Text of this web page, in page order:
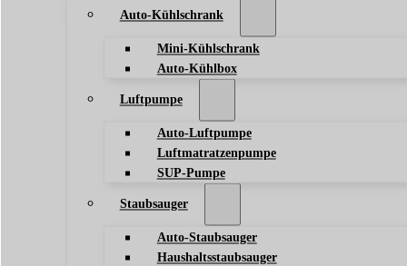
Auto-Kühlschrank
Mini-Kühlschrank
Auto-Kühlbox
Luftpumpe
Auto-Luftpumpe
Luftmatratzenpumpe
SUP-Pumpe
Staubsauger
Auto-Staubsauger
Haushaltsstaubsauger